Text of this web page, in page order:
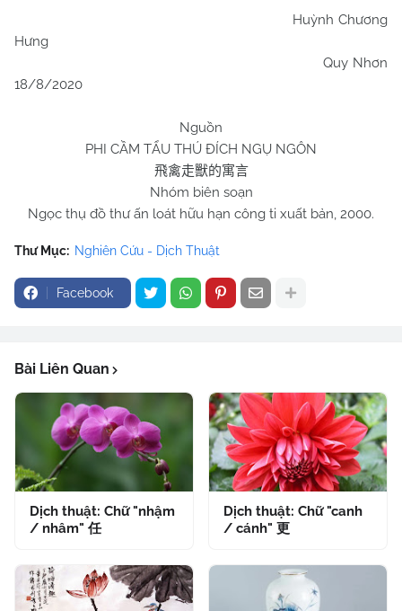
Huỳnh Chương
Hưng
Quy Nhơn
18/8/2020
Nguồn
PHI CẦM TẨU THÚ ĐÍCH NGỤ NGÔN
飛禽走獸的寓言
Nhóm biên soạn
Ngọc thụ đồ thư ấn loát hữu hạn công ti xuất bản, 2000.
Thư Mục: Nghiên Cứu - Dịch Thuật
Facebook
Bài Liên Quan
Dịch thuật: Chữ "nhậm
/ nhâm" 任
Dịch thuật: Chữ "canh
/ cánh" 更